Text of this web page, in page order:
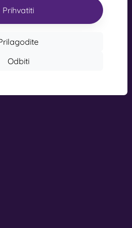
Prihvatiti
Odbiti
pretvaraju vaš telefon u modni
su izrađene od gume i silikona i
Guess, Marvel i Ferrari.
no često se kombiniraju
zahvaljujući kojoj se maskica
od silikonskih, no nemaju tako
udaraca.